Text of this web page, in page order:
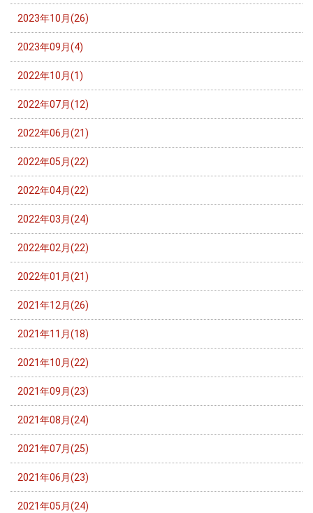
2023年10月(26)
2023年09月(4)
2022年10月(1)
2022年07月(12)
2022年06月(21)
2022年05月(22)
2022年04月(22)
2022年03月(24)
2022年02月(22)
2022年01月(21)
2021年12月(26)
2021年11月(18)
2021年10月(22)
2021年09月(23)
2021年08月(24)
2021年07月(25)
2021年06月(23)
2021年05月(24)